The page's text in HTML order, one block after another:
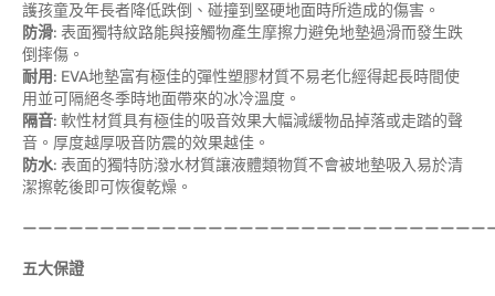
護孩童及年長者降低跌倒、碰撞到堅硬地面時所造成的傷害。
防滑: 表面獨特紋路能與接觸物產生摩擦力避免地墊過滑而發生跌
倒摔傷。
耐用: EVA地墊富有極佳的彈性塑膠材質不易老化經得起長時間使
用並可隔絕冬季時地面帶來的冰冷溫度。
隔音: 軟性材質具有極佳的吸音效果大幅減緩物品掉落或走踏的聲
音。厚度越厚吸音防震的效果越佳。
防水: 表面的獨特防潑水材質讓液體類物質不會被地墊吸入易於清
潔擦乾後即可恢復乾燥。
五大保證